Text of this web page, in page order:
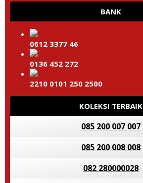
BANK
0612 3377 46
0136 452 272
2210 0101 250 2500
KOLEKSI TERBAIK
085 200 007 007
085 200 008 008
082 280000028